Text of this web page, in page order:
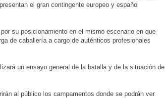
el gran contingente europeo y español
su posicionamiento en el mismo escenario en que
de caballería a cargo de auténticos profesionales
un ensayo general de la batalla y de la situación de
al público los campamentos donde se podrán ver